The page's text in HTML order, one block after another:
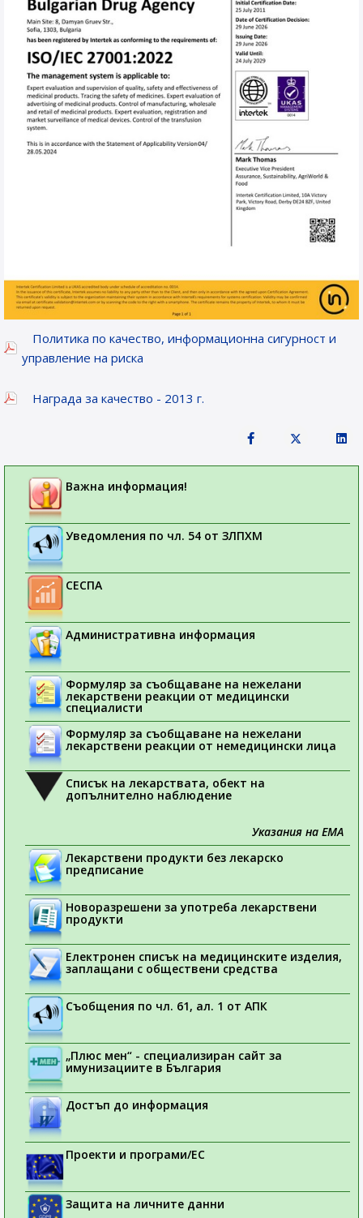
Политика по качество, информационна сигурност и
управление на риска
Награда за качество - 2013 г.
Важна информация!
Уведомления по чл. 54 от ЗЛПХМ
СЕСПА
Административна информация
Формуляр за съобщаване на нежелани
лекарствени реакции от медицински
специалисти
Формуляр за съобщаване на нежелани
лекарствени реакции от немедицински лица
Списък на лекарствата, обект на
допълнително наблюдение
Указания на ЕМА
Лекарствени продукти без лекарско
предписание
Новоразрешени за употреба лекарствени
продукти
Електронен списък на медицинските изделия,
заплащани с обществени средства
Съобщения по чл. 61, ал. 1 от АПК
„Плюс мен“ - специализиран сайт за
имунизациите в България
Достъп до информация
Проекти и програми/ЕС
Защита на личните данни